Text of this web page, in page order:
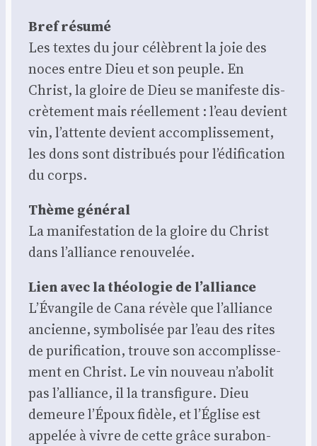
Bref résu­mé
Les textes du jour célèbrent la joie des
noces entre Dieu et son peuple. En
Christ, la gloire de Dieu se mani­feste dis­
crè­te­ment mais réel­le­ment : l’eau devient
vin, l’attente devient accom­plis­se­ment,
les dons sont dis­tri­bués pour l’édification
du corps.
Thème géné­ral
La mani­fes­ta­tion de la gloire du Christ
dans l’alliance renou­ve­lée.
Lien avec la théo­lo­gie de l’alliance
L’Évangile de Cana révèle que l’alliance
ancienne, sym­bo­li­sée par l’eau des rites
de puri­fi­ca­tion, trouve son accom­plis­se­
ment en Christ. Le vin nou­veau n’abolit
pas l’alliance, il la trans­fi­gure. Dieu
demeure l’Époux fidèle, et l’Église est
appe­lée à vivre de cette grâce sur­abon­